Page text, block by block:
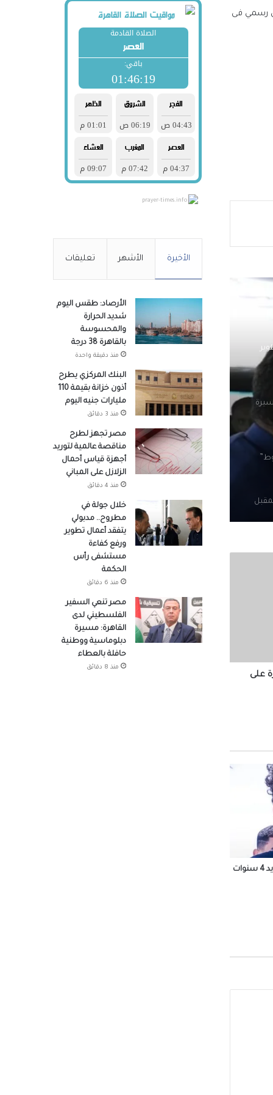
بشكل رسمي فى
12 سبتمبر المقبل
قياس
على
الأهلي يتفق مع إمام عاشور على التجديد 4 سنوات
prayer-times.info
الأخيرة الأشهر تعليقات
الأرصاد: طقس اليوم
شديد الحرارة
والمحسوسة
بالقاهرة 38 درجة
منذ دقيقة واحدة
البنك المركزي يطرح
أذون خزانة بقيمة 110
مليارات جنيه اليوم
منذ 3 دقائق
مصر تجهز لطرح
مناقصة عالمية لتوريد
أجهزة قياس أحمال
الزلازل على المباني
منذ 4 دقائق
خلال جولة في
مطروح.. مدبولي
يتفقد أعمال تطوير
ورفع كفاءة
مستشفى رأس
الحكمة
منذ 6 دقائق
مصر تنعي السفير
الفلسطيني لدى
القاهرة: مسيرة
دبلوماسية ووطنية
حافلة بالعطاء
منذ 8 دقائق